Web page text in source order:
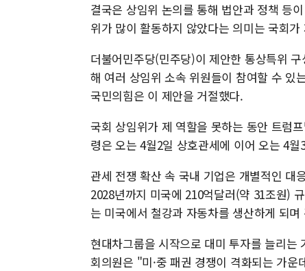
결국은 상임위 논의를 통해 법안과 정책 등
위가 많이 활동하지 않았다는 의미는 국회
더불어민주당(민주당)이 제안한 통상특위
해 여러 상임위 소속 위원들이 참여할 수 있
국민의힘은 이 제안을 거절했다.
국회 상임위가 제 역할을 못하는 동안 트럼
령은 오는 4월2일 상호관세에 이어 오는 4
관세 전쟁 확산 속 국내 기업은 개별적인 대
2028년까지 미국에 210억달러(약 31조원)
는 미국에서 철강과 자동차를 생산하게 되
현대차그룹을 시작으로 대미 투자를 늘리
회의원은 "미·중 패권 경쟁이 격화되는 가